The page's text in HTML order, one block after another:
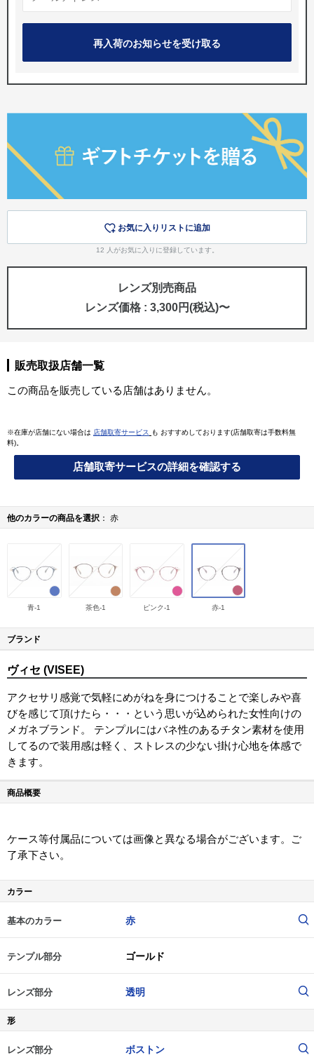
お気に入りリストに追加
12 人がお気に入りに登録しています。
レンズ別売商品
レンズ価格 : 3,300円(税込)〜
販売取扱店舗一覧
この商品を販売している店舗はありません。
※在庫が店舗にない場合は 店舗取寄サービス
も おすすめしております(店舗取寄は手数料無
料)。
店舗取寄サービスの詳細を確認する
他のカラーの商品を選択 赤
青-1 茶色-1 ピンク-1 赤-1
ブランド
ヴィセ (VISEE)
アクセサリ感覚で気軽にめがねを身につけることで楽しみや喜
びを感じて頂けたら・・・という思いが込められた女性向けの
メガネブランド。 テンプルにはバネ性のあるチタン素材を使用
してるので装用感は軽く、ストレスの少ない掛け心地を体感で
きます。
商品概要
ケース等付属品については画像と異なる場合がございます。ご
了承下さい。
カラー
基本のカラー 赤
テンプル部分 ゴールド
レンズ部分 透明
形
レンズ部分 ボストン